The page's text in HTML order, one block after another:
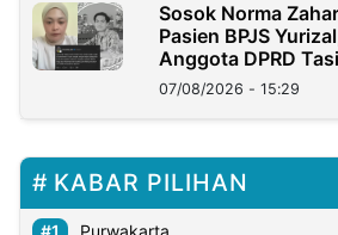
Sosok Norma
Pasien BPJS
Anggota DPRD
Lukman
07/08/2026 - 15:29
KABAR PILIHAN